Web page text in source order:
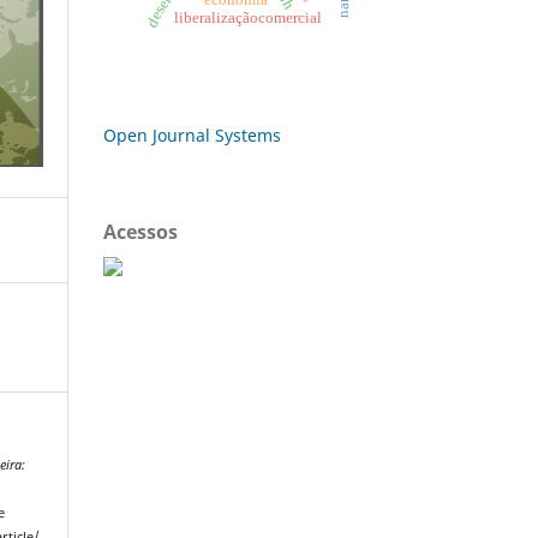
liberalizaçãocomercial
Open Journal Systems
Acessos